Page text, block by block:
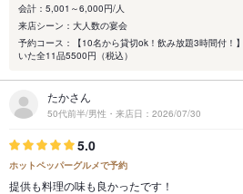
会計：5,001～6,000円/人
来店シーン：大人数の宴会
予約コース：【10名から貸切ok！飲み放題3時間付！
いた全11品5500円（税込）
たかさん
50代前半/男性・来店日：2026/07/30
5.0
ホットペッパーグルメで予約
提供も料理の味も良かったです！